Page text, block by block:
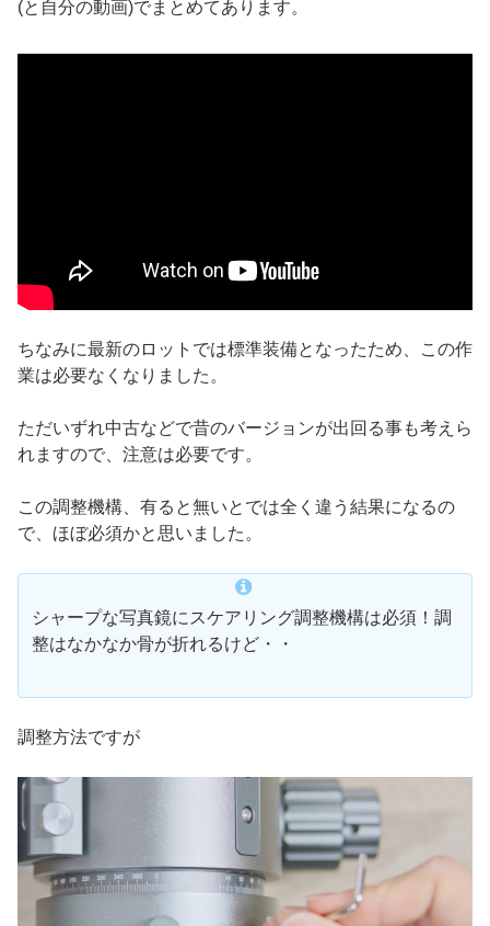
(と自分の動画)でまとめてあります。
ちなみに最新のロットでは標準装備となったため、この作
業は必要なくなりました。
ただいずれ中古などで昔のバージョンが出回る事も考えら
れますので、注意は必要です。
この調整機構、有ると無いとでは全く違う結果になるの
で、ほぼ必須かと思いました。
シャープな写真鏡にスケアリング調整機構は必須！調
整はなかなか骨が折れるけど・・
調整方法ですが